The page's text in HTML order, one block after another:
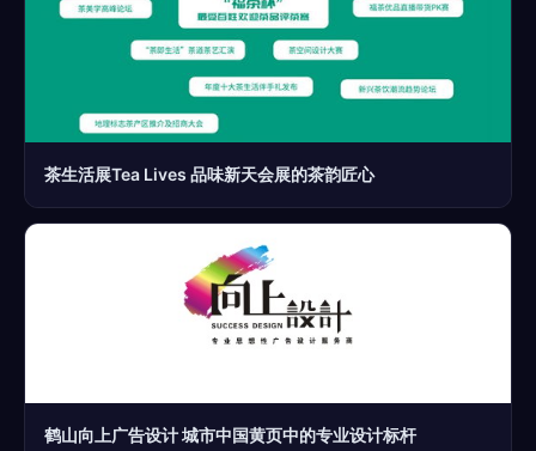
茶生活展Tea Lives 品味新天会展的茶韵匠心
鹤山向上广告设计 城市中国黄页中的专业设计标杆